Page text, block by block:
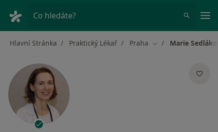
Co hledáte?
Hlavní Stránka Praktický Lékař Praha Změna města
Marie